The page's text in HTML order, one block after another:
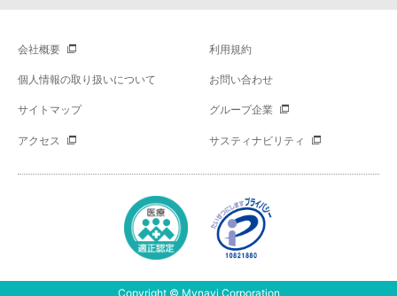
会社概要 利用規約
個人情報の取り扱いについて お問い合わせ
サイトマップ グループ企業
アクセス サスティナビリティ
Copyright © Mynavi Corporation